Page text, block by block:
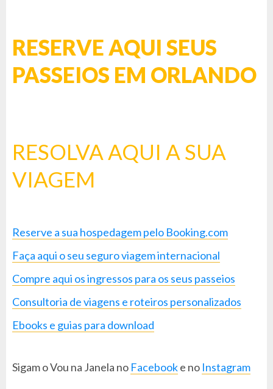
RESERVE AQUI SEUS
PASSEIOS EM ORLANDO
RESOLVA AQUI A SUA
VIAGEM
Reserve a sua hospedagem pelo Booking.com
Faça aqui o seu seguro viagem internacional
Compre aqui os ingressos para os seus passeios
Consultoria de viagens e roteiros personalizados
Ebooks e guias para download
Sigam o Vou na Janela no Facebooke no Instagram